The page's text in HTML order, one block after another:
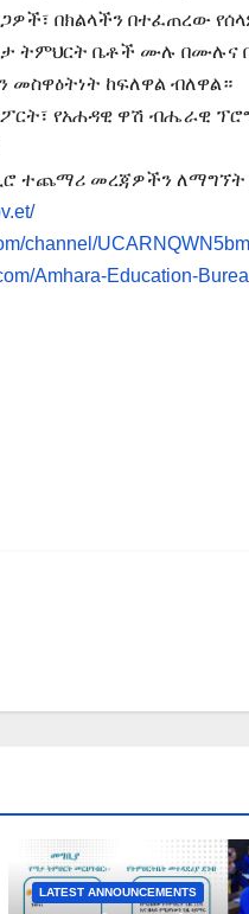
በክልላችን በተፈጠረው
ትምህርት ቤቶች ሙሉ በሙሉና
መስዋዕትነት ከፍለዋል ብለዋል።
የአሐዳዊ ዋሽ ብሔራዊ
ተጨማሪ መረጃዎችን
channel/
Amhara-Education-
LATEST ANNOUNCEMENTS